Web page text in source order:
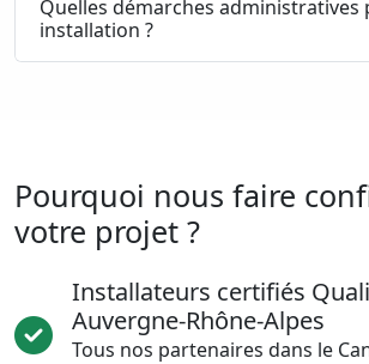
Quelles démarches administratives
installation ?
Pourquoi nous faire
votre projet ?
Installateurs certifiés
Auvergne-Rhône-Alpes
Tous nos partenaires dans le